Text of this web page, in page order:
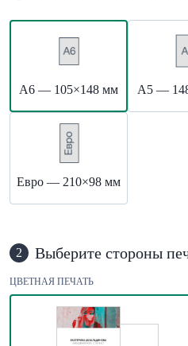
А6 — 105×148 мм А5 —
Евро — 210×98 мм
2 Выберите стороны
ЦВЕТНАЯ ПЕЧАТЬ